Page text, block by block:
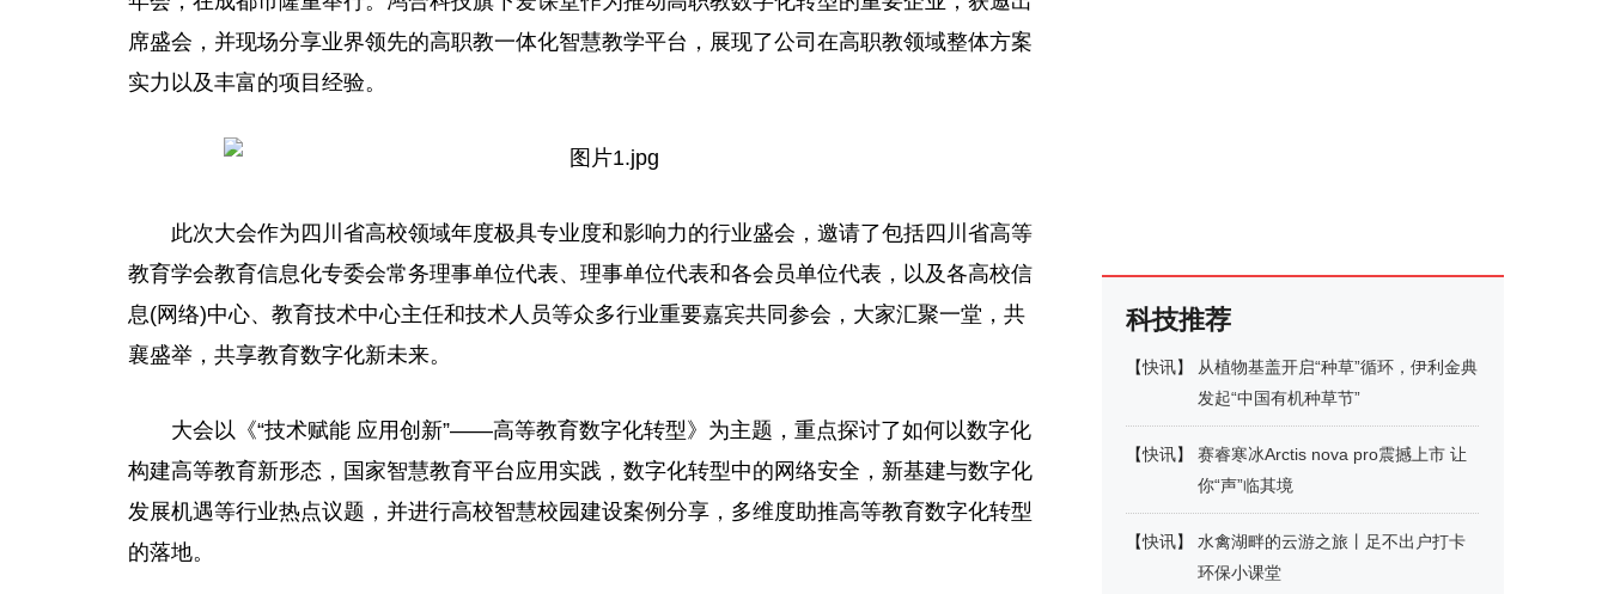
席盛会，并现场分享业界领先的高职教一体化智慧教学平台 ，展现了公司在高职教领域整体方案
实力以及丰富的项目经验。
此次大会作为四川省高校领域年度极具专业度和影响力的行业盛会，邀请了包括四川省高等
教育学会教育信息化专委会常务理事单位代表、理事单位代表和各会员单位代表，以及各高校信
息(网络)中心、教育技术中心主任和技术人员等众多行业重要嘉宾共同参会，大家汇聚一堂，共
襄盛举，共享教育数字化新未来。
大会以《“技术赋能 应用创新”——高等教育数字化转型》为主题，重点探讨了如何以数字化
构建高等教育新形态， 国家智慧教育平台应用实践，数字化转型中的网络安全，新基建与数字化
发展机遇等行业热点议题，并进行高校智慧校园建设案例分享，多维度助推高等教育数字化转型
的落地。
科技推荐
【快讯】
从植物基盖开启“种草”循环，伊利金典
发起“中国有机种草节”
【快讯】
赛睿寒冰Arctis nova pro震撼上市 让
你“声”临其境
【快讯】
水禽湖畔的云游之旅丨足不出户打卡
环保小课堂